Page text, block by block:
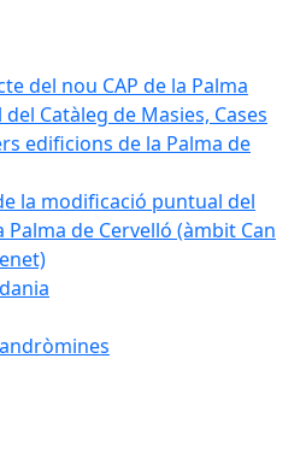
del nou CAP de la Palma
del Catàleg de Masies, Cases
edificions de la Palma de
la modificació puntual del
Palma de Cervelló (àmbit Can